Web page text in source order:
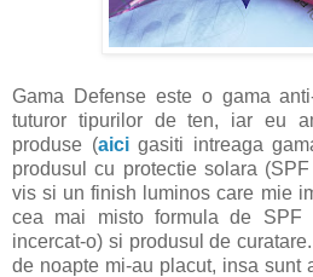
Gama Defense este o gama
tuturor tipurilor de ten, iar eu
produse (aicigasiti intreaga
produsul cu protectie solara
vis si un finish luminos care mie
cea mai misto formula de
incercat-o) si produsul de
de noapte mi-au placut, insa sunt